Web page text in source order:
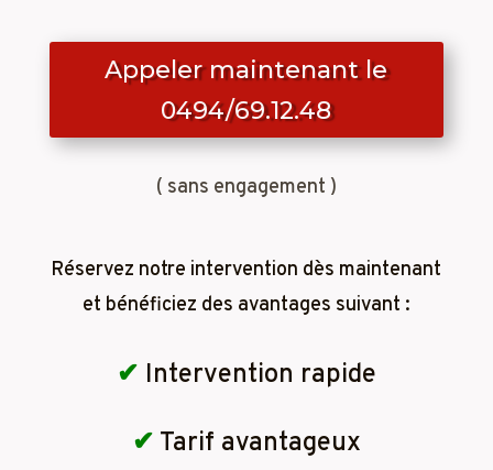
Appeler maintenant le
0494/69.12.48
( sans engagement )
Réservez notre intervention dès maintenant
et bénéficiez des avantages suivant :
✔ Intervention rapide
✔ Tarif avantageux